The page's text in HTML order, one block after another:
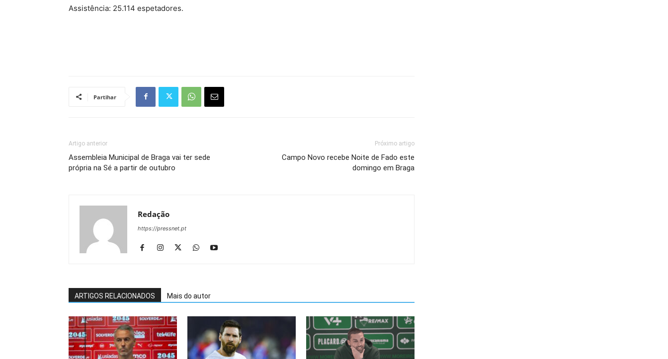
Assistência: 25.114 espetadores.
Partihar
Artigo anterior
Assembleia Municipal de Braga vai ter sede
própria na Sé a partir de outubro
Próximo artigo
Campo Novo recebe Noite de Fado este
domingo em Braga
Redação
https://pressnet.pt
ARTIGOS RELACIONADOS Mais do autor